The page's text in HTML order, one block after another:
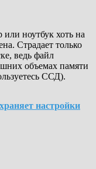
ноутбук хоть на
Страдает только
ведь файл
объемах памяти
ССД).
настройки